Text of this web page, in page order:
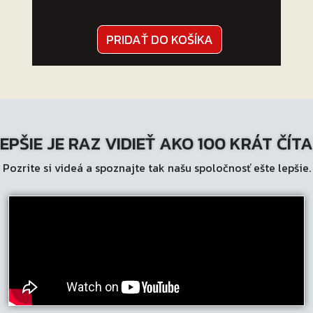
PRIDAŤ DO KOŠÍKA
JE RAZ VIDIEŤ AKO 100 KRÁT
Pozrite si videá a spoznajte tak našu spoločnosť ešte lepšie.